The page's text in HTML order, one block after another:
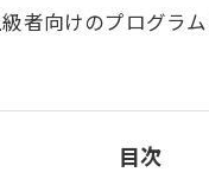
向けのプログラ
目次